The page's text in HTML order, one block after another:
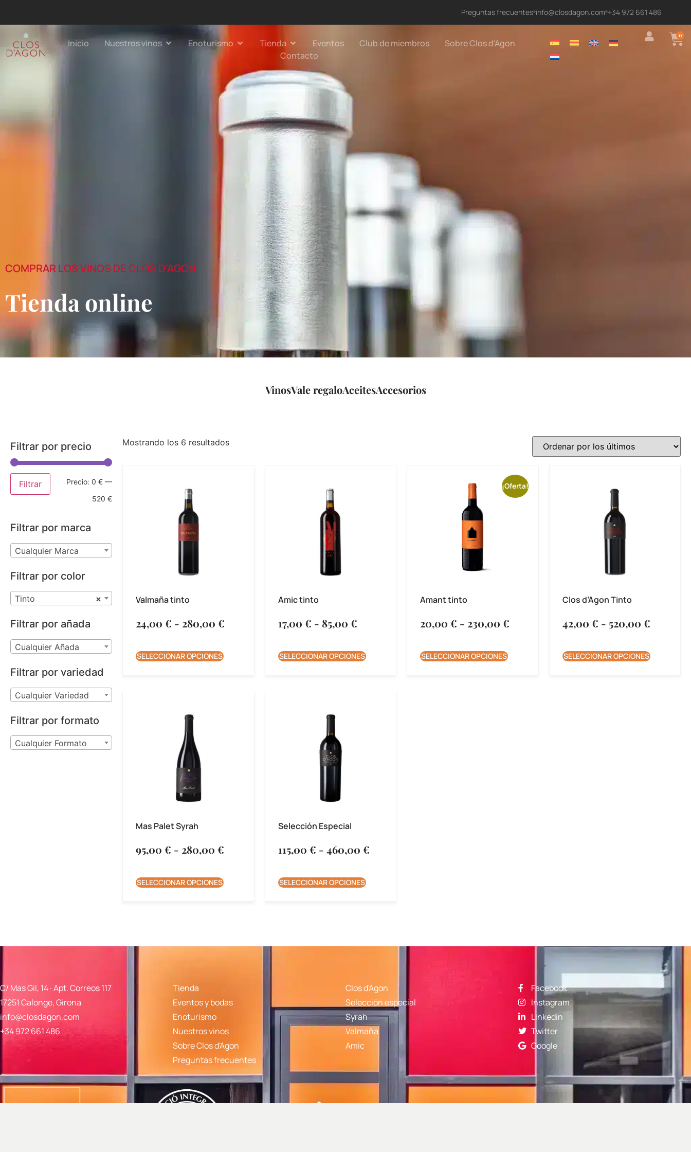
Preguntas frecuentes info@closdagon.com +34 972 661 486
Inicio Nuestros vinos Enoturismo Tienda Eventos Club de miembros
Sobre Clos d'Agon
Contacto
0
COMPRAR LOS VINOS DE CLOS D'AGON
Tienda online
VinosVale regaloAceitesAccesorios
Filtrar por precio
Filtrar Precio:0 € —
520 €
Filtrar por marca
Cualquier Marca
Filtrar por color
×
Tinto
Filtrar por añada
Cualquier Añada
Filtrar por variedad
Cualquier Variedad
Filtrar por formato
Cualquier Formato
Mostrando los 6 resultados
Valmaña tinto
24,00€ - 280,00€
SELECCIONAR OPCIONES
Amic tinto
17,00 € - 85,00 €
SELECCIONAR OPCIONES
¡Oferta!
Amant tinto
20,00€ - 230,00€
SELECCIONAR OPCIONES
Clos d’Agon Tinto
42,00 € - 520,00 €
SELECCIONAR OPCIONES
Mas Palet Syrah
95,00€ - 280,00€
SELECCIONAR OPCIONES
Selección Especial
115,00 € - 460,00 €
SELECCIONAR OPCIONES
C/ Mas Gil, 14 · Apt. Correos 117
17251 Calonge, Girona
info@closdagon.com
+34 972 661 486
Tienda
Eventos y bodas
Enoturismo
Nuestros vinos
Sobre Clos d'Agon
Preguntas frecuentes
Clos d'Agon
Selección especial
Syrah
Valmaña
Amic
Facebook
Instagram
Linkedin
Twitter
Google